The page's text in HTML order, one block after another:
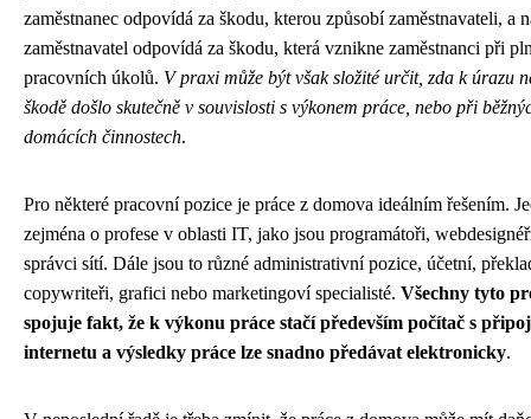
zaměstnanec odpovídá za škodu, kterou způsobí zaměstnavateli, a
zaměstnavatel odpovídá za škodu, která vznikne zaměstnanci při
pracovních úkolů. V praxi může být však složité určit, zda k úrazu
škodě došlo skutečně v souvislosti s výkonem práce, nebo při
domácích činnostech.
Pro některé pracovní pozice je práce z domova ideálním řešením.
zejména o profese v oblasti IT, jako jsou programátoři,
správci sítí. Dále jsou to různé administrativní pozice, účetní,
copywriteři, grafici nebo marketingoví specialisté. Všechny tyto
spojuje fakt, že k výkonu práce stačí především počítač s
internetu a výsledky práce lze snadno předávat elektronicky.